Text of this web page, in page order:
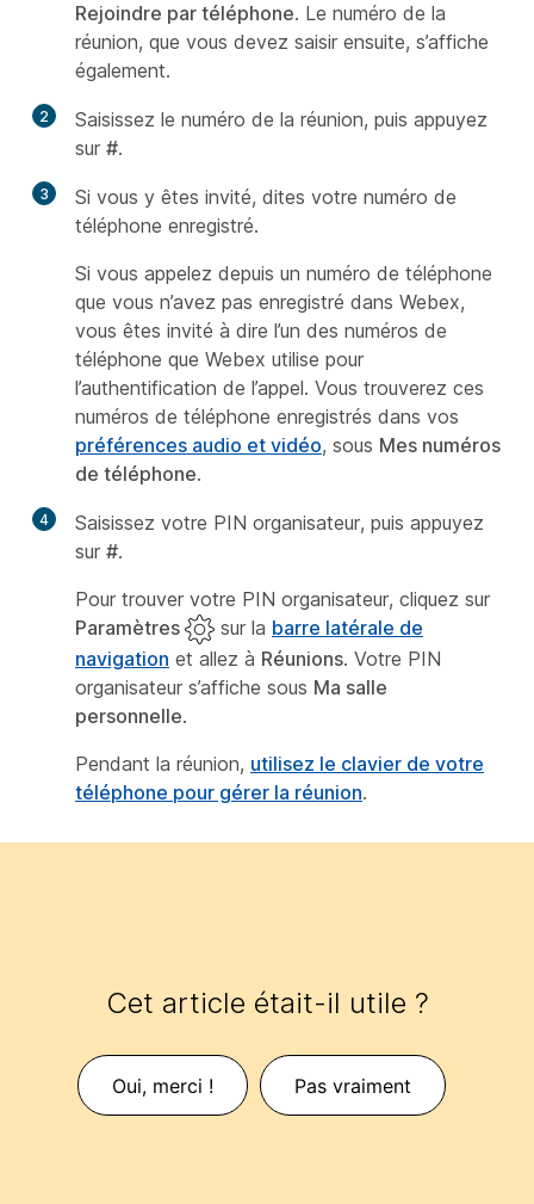
Rejoindre par téléphone. Le numéro de la
réunion, que vous devez saisir ensuite, s’affiche
également.
2
Saisissez le numéro de la réunion, puis appuyez
sur #.
3
Si vous y êtes invité, dites votre numéro de
téléphone enregistré.
Si vous appelez depuis un numéro de téléphone
que vous n’avez pas enregistré dans Webex,
vous êtes invité à dire l’un des numéros de
téléphone que Webex utilise pour
l’authentification de l’appel. Vous trouverez ces
numéros de téléphone enregistrés dans vos
préférences audio et vidéo, sous Mes numéros
de téléphone.
4
Saisissez votre PIN organisateur, puis appuyez
sur #.
Pour trouver votre PIN organisateur, cliquez sur
Paramètres
sur la barre latérale de
navigation et allez à Réunions. Votre PIN
organisateur s’affiche sous Ma salle
personnelle.
Pendant la réunion, utilisez le clavier de votre
téléphone pour gérer la réunion.
Cet article était-il utile ?
Oui, merci ! Pas vraiment